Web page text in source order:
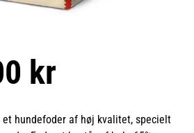
kr
et hundefoder af høj kvalitet, specielt